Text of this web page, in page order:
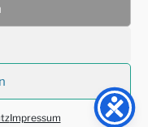
Impressum